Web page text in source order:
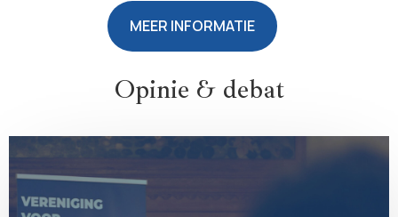
MEER INFORMATIE
Opinie & debat